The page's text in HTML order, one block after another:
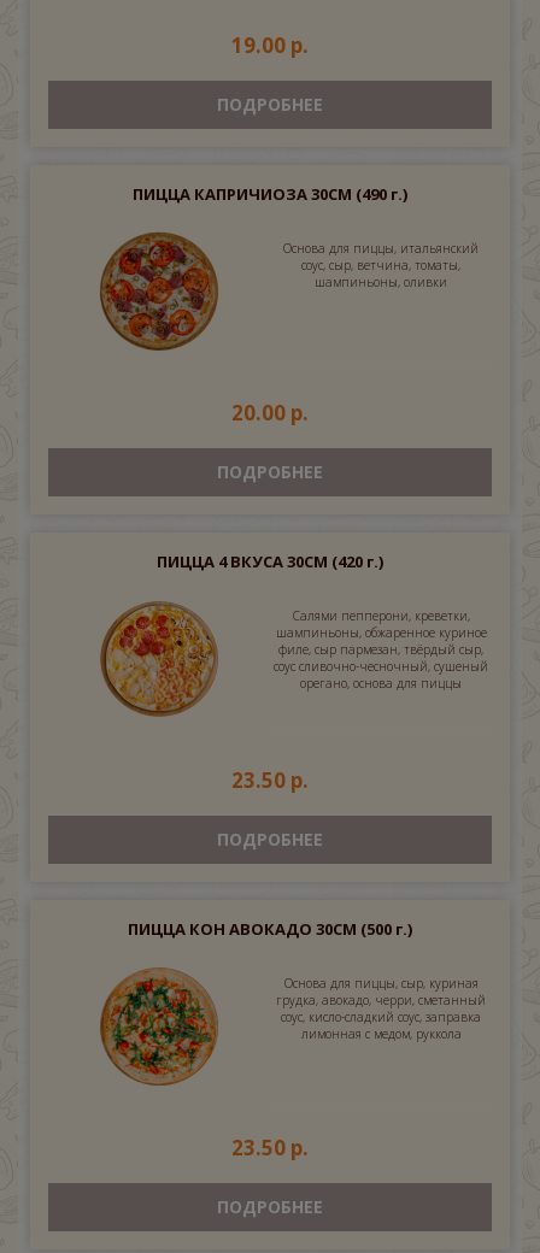
19.00 р.
ПОДРОБНЕЕ
ПИЦЦА КАПРИЧИОЗА 30СМ (490 г.)
Основа для пиццы, итальянский
соус, сыр, ветчина, томаты,
шампиньоны, оливки
20.00 р.
ПОДРОБНЕЕ
ПИЦЦА 4 ВКУСА 30СМ (420 г.)
Салями пепперони, креветки,
шампиньоны, обжаренное куриное
филе, сыр пармезан, твёрдый сыр,
соус сливочно-чесночный, сушеный
орегано, основа для пиццы
23.50 р.
ПОДРОБНЕЕ
ПИЦЦА КОН АВОКАДО 30СМ (500 г.)
Основа для пиццы, сыр, куриная
грудка, авокадо, черри, сметанный
соус, кисло-сладкий соус, заправка
лимонная с медом, руккола
23.50 р.
ПОДРОБНЕЕ